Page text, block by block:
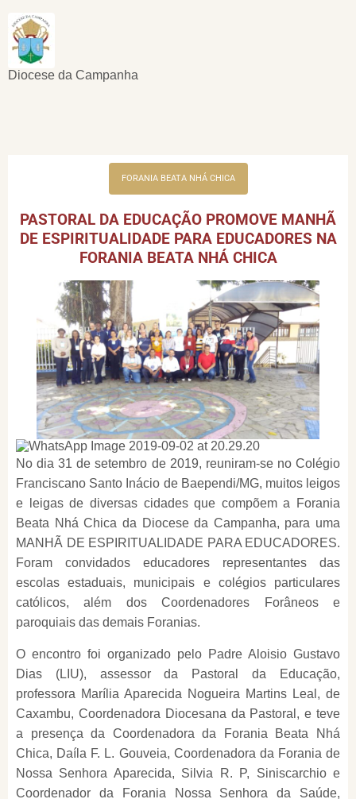
Diocese da Campanha
FORANIA BEATA NHÁ CHICA
PASTORAL DA EDUCAÇÃO PROMOVE MANHÃ
DE ESPIRITUALIDADE PARA EDUCADORES NA
FORANIA BEATA NHÁ CHICA
No dia 31 de setembro de 2019, reuniram-se no Colégio
Franciscano Santo Inácio de Baependi/MG, muitos leigos
e leigas de diversas cidades que compõem a Forania
Beata Nhá Chica da Diocese da Campanha, para uma
MANHÃ DE ESPIRITUALIDADE PARA EDUCADORES.
Foram convidados educadores representantes das
escolas estaduais, municipais e colégios particulares
católicos, além dos Coordenadores Forâneos e
paroquiais das demais Foranias.
O encontro foi organizado pelo Padre Aloisio Gustavo
Dias (LIU), assessor da Pastoral da Educação,
professora Marília Aparecida Nogueira Martins Leal, de
Caxambu, Coordenadora Diocesana da Pastoral, e teve
a presença da Coordenadora da Forania Beata Nhá
Chica, Daíla F. L. Gouveia, Coordenadora da Forania de
Nossa Senhora Aparecida, Silvia R. P, Siniscarchio e
Coordenador da Forania Nossa Senhora da Saúde,